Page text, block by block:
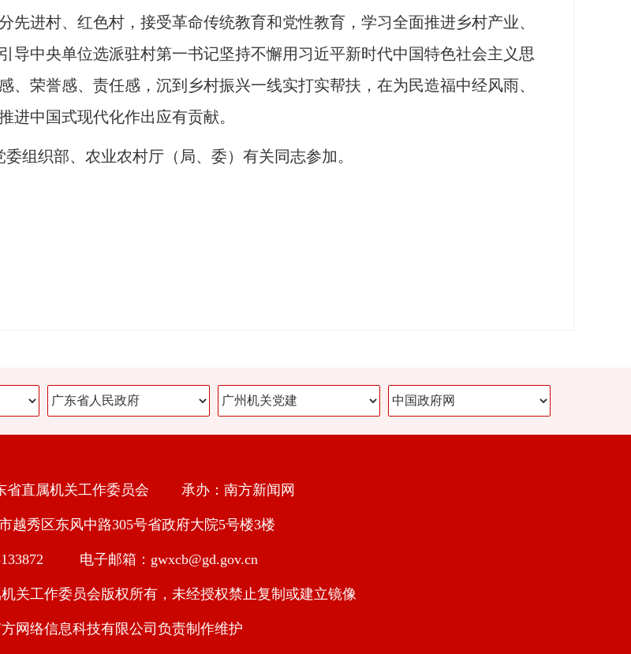
进村、红色村，接受革命传统教育和党性教育，学习全面推进乡村产业、
导中央单位选派驻村第一书记坚持不懈用习近平新时代中国特色社会主义思
荣誉感、责任感，沉到乡村振兴一线实打实帮扶，在为民造福中经风雨、
进中国式现代化作出应有贡献。
织部、农业农村厅（局、委）有关同志参加。
省直属机关工作委员会 承办：南方新闻网
越秀区东风中路305号省政府大院5号楼3楼
电子邮箱：gwxcb@gd.gov.cn
关工作委员会版权所有，未经授权禁止复制或建立镜像
网络信息科技有限公司负责制作维护